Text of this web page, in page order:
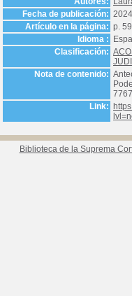
Fecha de publicación: 2024
Artículo en la página: p.
Idioma :
Clasificación:
Nota de contenido:
Link:
Biblioteca de la Suprema